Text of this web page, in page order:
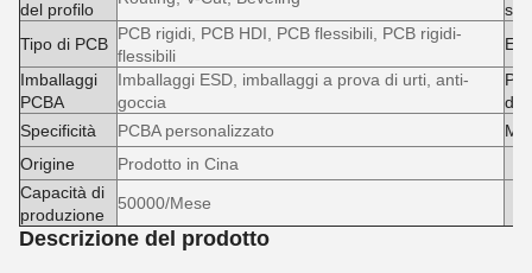
del profilo
Tipo di PCB
PCB rigidi, PCB HDI, PCB flessibili, PCB rigidi-
flessibili
Imballaggi
PCBA
Imballaggi ESD, imballaggi a prova di urti, anti-
goccia
di
Specificità
PCBA personalizzato
Origine
Prodotto in Cina
Capacità di
produzione
50000/Mese
Descrizione del prodotto